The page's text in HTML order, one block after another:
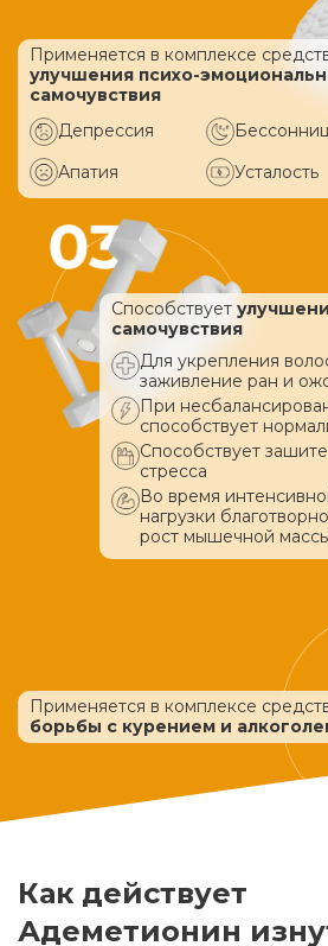
Применяется в комплексе
улучшения психо-
самочувствия
Депрессия
Апатия
Усталость
Способствует
самочувствия
Для укрепления
заживление ран и
При
способствует
Способствует
стресса
Во время
нагрузки
рост мышечной
Применяется в комплексе
борьбы с курением и
Как действует
Адеметионин